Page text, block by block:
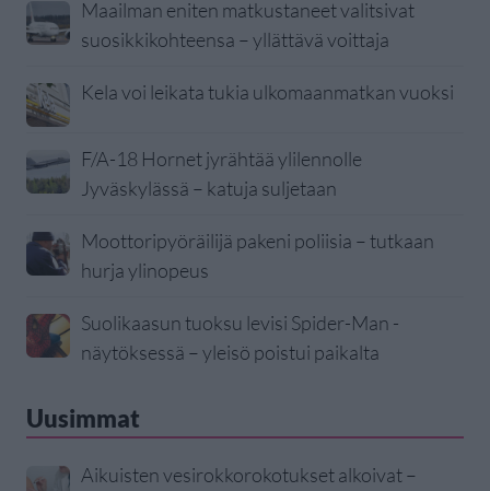
Maailman eniten matkustaneet valitsivat
suosikkikohteensa – yllättävä voittaja
Kela voi leikata tukia ulkomaanmatkan vuoksi
F/A-18 Hornet jyrähtää ylilennolle
Jyväskylässä – katuja suljetaan
Moottoripyöräilijä pakeni poliisia – tutkaan
hurja ylinopeus
Suolikaasun tuoksu levisi Spider-Man -
näytöksessä – yleisö poistui paikalta
Uusimmat
Aikuisten vesirokkorokotukset alkoivat –